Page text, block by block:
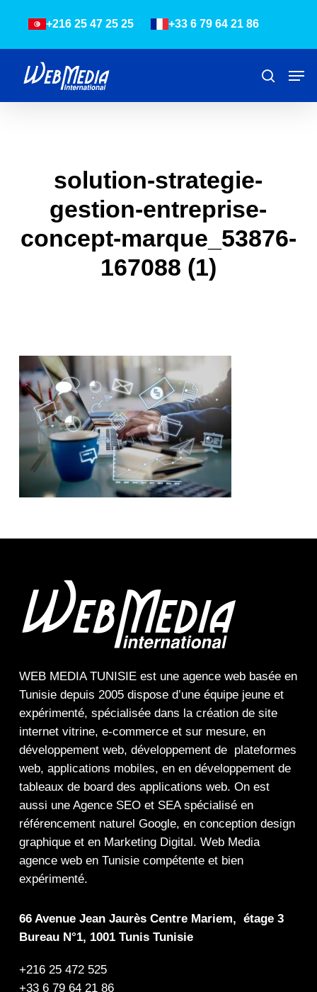
content
+216 25 47 25 25 +33 6 79 64 21 86
solution-strategie-
gestion-entreprise-
concept-marque_53876-
167088 (1)
WEB MEDIA TUNISIEest une agence webbasée en
Tunisie depuis 2005 dispose d’une équipe jeune et
expérimenté, spécialisée dans la création de site
internet vitrine, e-commerceet sur mesure, en
développement web, développement de plateformes
web, applications mobiles, en en développement de
tableaux de boarddes applications web. On est
aussi une Agence SEOet SEAspécialisé en
référencement naturel Google, en conception design
graphiqueet en Marketing Digital. Web Media
agence web en Tunisie compétente et bien
expérimenté.
66 Avenue Jean Jaurès Centre Mariem, étage 3
Bureau N°1, 1001 Tunis Tunisie
+216 25 472 525
+33 6 79 64 21 86